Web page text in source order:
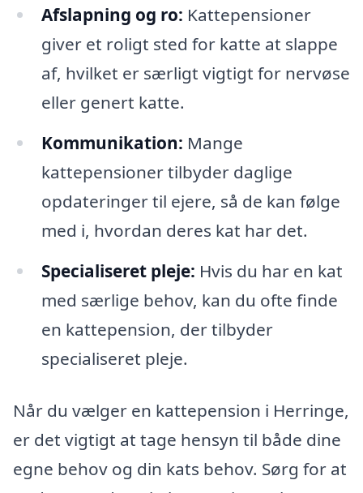
Afslapning og ro: Kattepensioner
giver et roligt sted for katte at slappe
af, hvilket er særligt vigtigt for nervøse
eller genert katte.
Kommunikation: Mange
kattepensioner tilbyder daglige
opdateringer til ejere, så de kan følge
med i, hvordan deres kat har det.
Specialiseret pleje: Hvis du har en kat
med særlige behov, kan du ofte finde
en kattepension, der tilbyder
specialiseret pleje.
Når du vælger en kattepension i Herringe,
er det vigtigt at tage hensyn til både dine
egne behov og din kats behov. Sørg for at